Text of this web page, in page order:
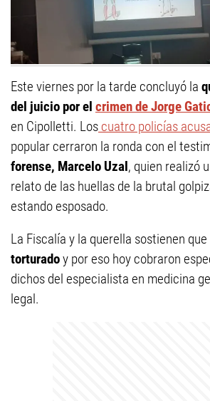
Este viernes por la tarde concluyó la
del juicio por el crimen de Jorge
en Cipolletti. Los cuatro policías
popular cerraron la ronda con el
forense, Marcelo Uzal, quien realizó
relato de las huellas de la brutal
estando esposado.
La Fiscalía y la querella sostienen
torturadoy por eso hoy cobraron
dichos del especialista en medicina
legal.